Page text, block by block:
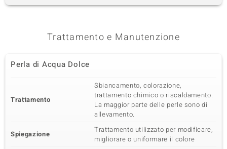
Trattamento e Manutenzione
Perla di Acqua Dolce
Trattamento
Sbiancamento, colorazione,
trattamento chimico o riscaldamento.
La maggior parte delle perle sono di
allevamento.
Spiegazione
Trattamento utilizzato per modificare,
migliorare o uniformare il colore